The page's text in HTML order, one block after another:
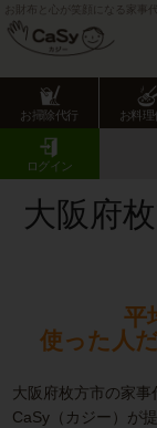
お財布と心が笑顔になる家事
お掃除代行 お料理
ログイン
CaSy TOP
枚方市の家事代行･家政婦
大阪府
平
使った人
大阪府枚方市の家事
CaSy（カジー）が